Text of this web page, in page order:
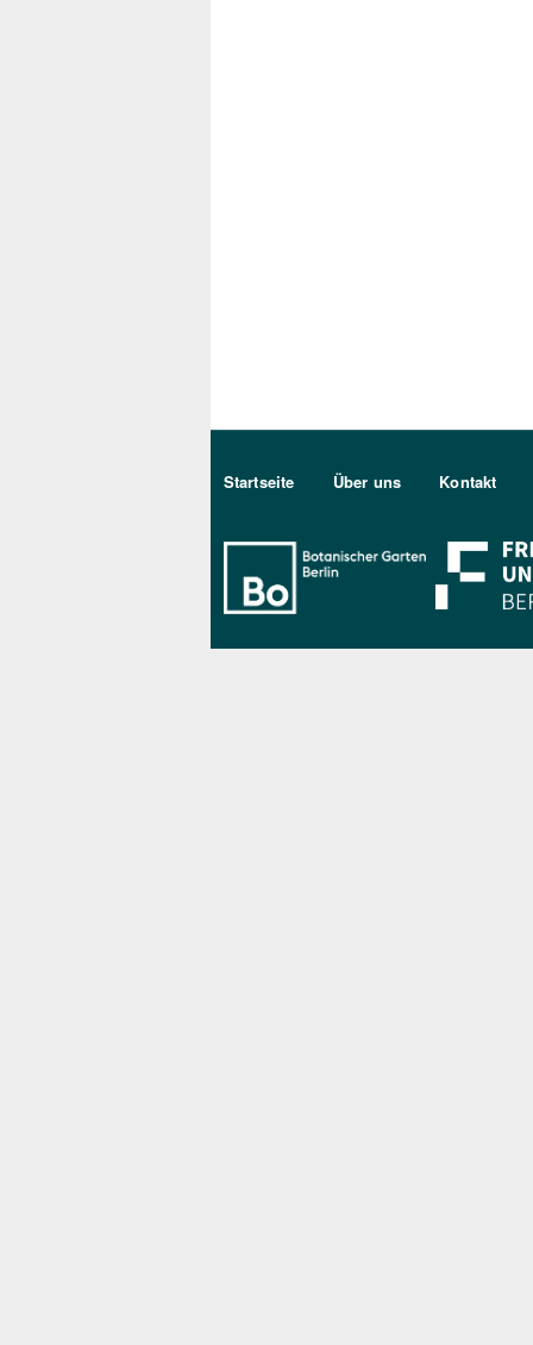
Sekundärmenu DE
Startseite Über uns Kontakt
Bo Berlin